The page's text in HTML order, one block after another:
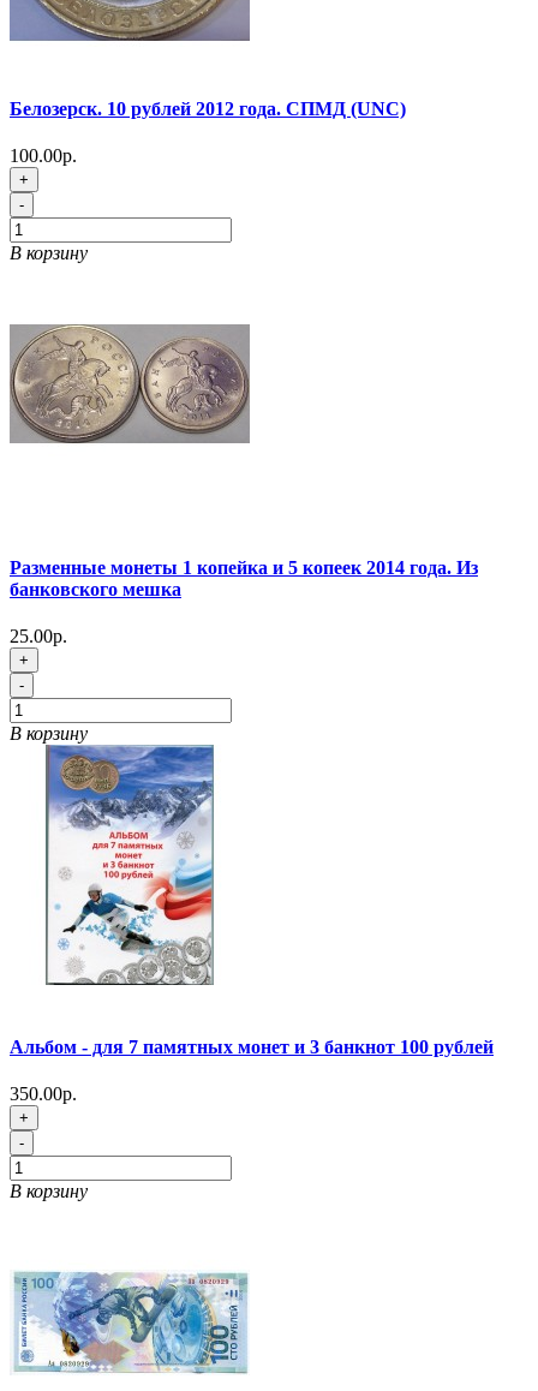
Белозерск. 10 рублей 2012 года. СПМД (UNC)
100.00р.
+
-
В корзину
Разменные монеты 1 копейка и 5 копеек 2014 года. Из
банковского мешка
25.00р.
+
-
В корзину
Альбом - для 7 памятных монет и 3 банкнот 100 рублей
350.00р.
+
-
В корзину